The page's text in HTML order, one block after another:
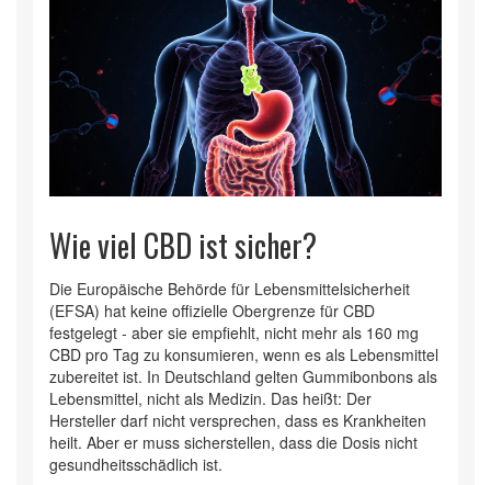
Wie viel CBD ist sicher?
Die Europäische Behörde für Lebensmittelsicherheit
(EFSA) hat keine offizielle Obergrenze für CBD
festgelegt - aber sie empfiehlt, nicht mehr als 160 mg
CBD pro Tag zu konsumieren, wenn es als Lebensmittel
zubereitet ist. In Deutschland gelten Gummibonbons als
Lebensmittel, nicht als Medizin. Das heißt: Der
Hersteller darf nicht versprechen, dass es Krankheiten
heilt. Aber er muss sicherstellen, dass die Dosis nicht
gesundheitsschädlich ist.